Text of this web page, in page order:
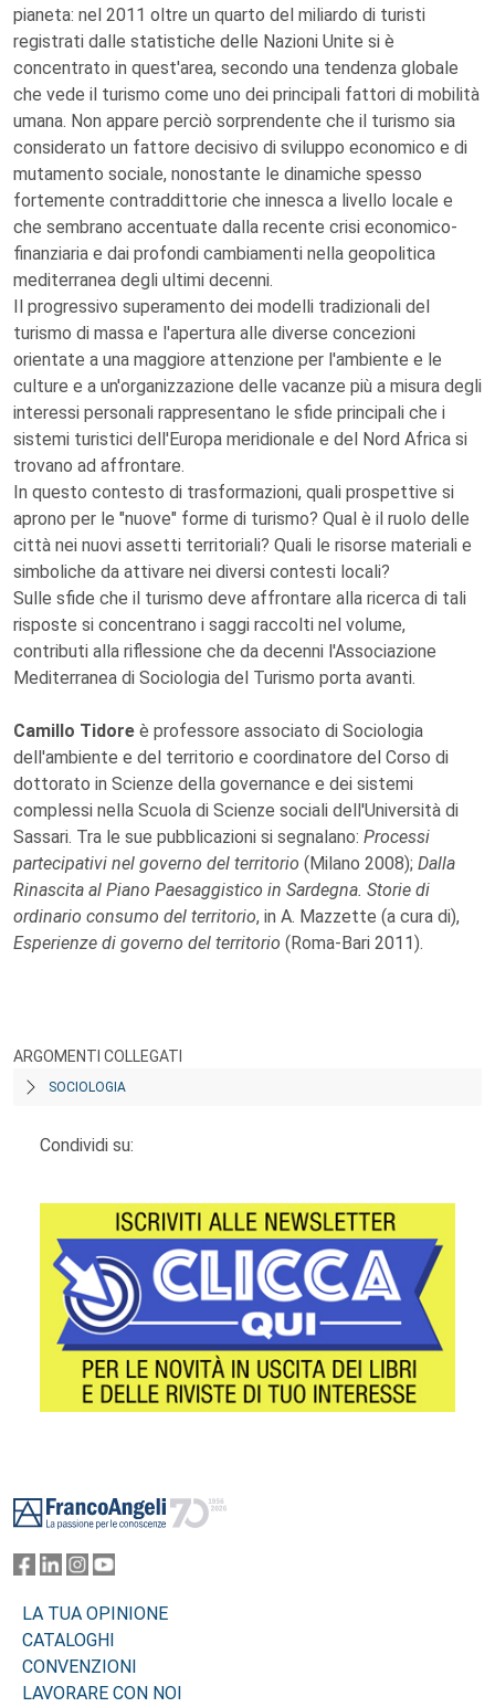
pianeta: nel 2011 oltre un quarto del miliardo di turisti
registrati dalle statistiche delle Nazioni Unite si è
concentrato in quest'area, secondo una tendenza globale
che vede il turismo come uno dei principali fattori di mobilità
umana. Non appare perciò sorprendente che il turismo sia
considerato un fattore decisivo di sviluppo economico e di
mutamento sociale, nonostante le dinamiche spesso
fortemente contraddittorie che innesca a livello locale e
che sembrano accentuate dalla recente crisi economico-
finanziaria e dai profondi cambiamenti nella geopolitica
mediterranea degli ultimi decenni.
Il progressivo superamento dei modelli tradizionali del
turismo di massa e l'apertura alle diverse concezioni
orientate a una maggiore attenzione per l'ambiente e le
culture e a un'organizzazione delle vacanze più a misura degli
interessi personali rappresentano le sfide principali che i
sistemi turistici dell'Europa meridionale e del Nord Africa si
trovano ad affrontare.
In questo contesto di trasformazioni, quali prospettive si
aprono per le "nuove" forme di turismo? Qual è il ruolo delle
città nei nuovi assetti territoriali? Quali le risorse materiali e
simboliche da attivare nei diversi contesti locali?
Sulle sfide che il turismo deve affrontare alla ricerca di tali
risposte si concentrano i saggi raccolti nel volume,
contributi alla riflessione che da decenni l'Associazione
Mediterranea di Sociologia del Turismo porta avanti.
Camillo Tidore è professore associato di Sociologia
dell'ambiente e del territorio e coordinatore del Corso di
dottorato in Scienze della governance e dei sistemi
complessi nella Scuola di Scienze sociali dell'Università di
Sassari. Tra le sue pubblicazioni si segnalano: Processi
partecipativi nel governo del territorio (Milano 2008); Dalla
Rinascita al Piano Paesaggistico in Sardegna. Storie di
ordinario consumo del territorio, in A. Mazzette (a cura di),
Esperienze di governo del territorio (Roma-Bari 2011).
ARGOMENTI COLLEGATI
SOCIOLOGIA
Condividi su:
LA TUA OPINIONE
CATALOGHI
CONVENZIONI
LAVORARE CON NOI